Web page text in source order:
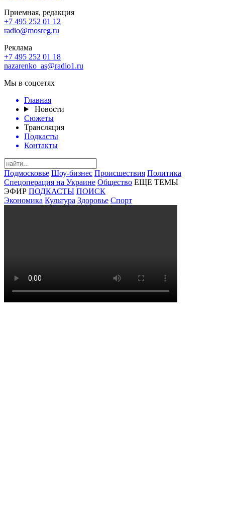
Приемная, редакция
+7 495 252 01 12
radio@mosreg.ru
Реклама
+7 495 252 01 18
nazarenko_as@radio1.ru
Мы в соцсетях
Главная
Новости
Сюжеты
Трансляция
Подкасты
Контакты
Подмосковье Шоу-бизнес Происшествия Политика
Спецоперация на Украине Общество ЕЩЕ ТЕМЫ
ЭФИР ПОДКАСТЫ ПОИСК
Экономика Культура Здоровье Спорт